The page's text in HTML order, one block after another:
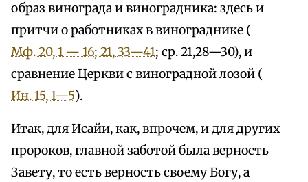
образ винограда и виноградника: здесь и
притчи о работниках в винограднике (
Мф. 20, 1 — 16; 21, 33—41; ср. 21,28—30), и
сравнение Церкви с виноградной лозой (
Ин. 15, 1—5).
Итак, для Исайи, как, впрочем, и для других
пророков, главной заботой была верность
Завету, то есть верность своему Богу, а